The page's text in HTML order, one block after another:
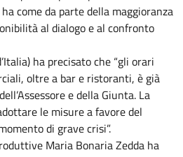
come da parte della maggioranza
al dialogo e al confronto
ha precisato che “gli orari
oltre a bar e ristoranti, è già
e della Giunta. La
le misure a favore del
di grave crisi”.
Maria Bonaria Zedda ha